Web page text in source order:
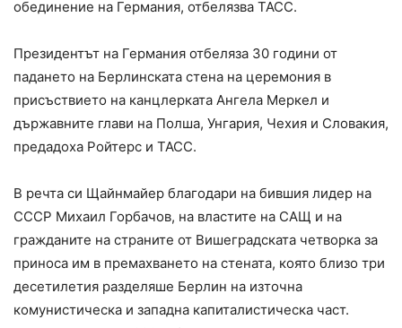
обединение на Германия, отбелязва ТАСС.
Президентът на Германия отбеляза 30 години от
падането на Берлинската стена на церемония в
присъствието на канцлерката Ангела Меркел и
държавните глави на Полша, Унгария, Чехия и Словакия,
предадоха Ройтерс и ТАСС.
В речта си Щайнмайер благодари на бившия лидер на
СССР Михаил Горбачов, на властите на САЩ и на
гражданите на страните от Вишеградската четворка за
приноса им в премахването на стената, която близо три
десетилетия разделяше Берлин на източна
комунистическа и западна капиталистическа част.